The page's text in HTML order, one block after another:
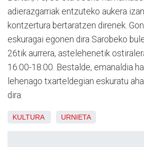
adierazgarriak entzuteko aukera
kontzertura bertaratzen direnek.
eskuragai egonen dira Sarobeko
26tik aurrera, astelehenetik
16:00-18:00. Bestalde, emanaldia
lehenago txarteldegian eskuratu
dira.
KULTURA URNIETA